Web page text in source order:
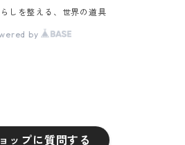
ップに質問する
を整える、世界の道具
by